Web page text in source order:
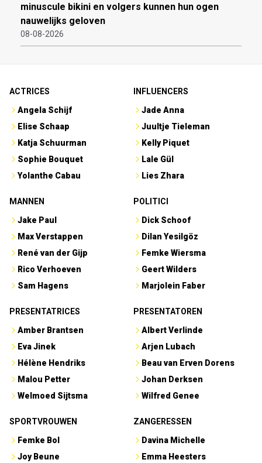
minuscule bikini en volgers kunnen hun ogen
nauwelijks geloven
08-08-2026
ACTRICES
Angela Schijf
Elise Schaap
Katja Schuurman
Sophie Bouquet
Yolanthe Cabau
INFLUENCERS
Jade Anna
Juultje Tieleman
Kelly Piquet
Lale Gül
Lies Zhara
MANNEN
Jake Paul
Max Verstappen
René van der Gijp
Rico Verhoeven
Sam Hagens
POLITICI
Dick Schoof
Dilan Yesilgöz
Femke Wiersma
Geert Wilders
Marjolein Faber
PRESENTATRICES
Amber Brantsen
Eva Jinek
Hélène Hendriks
Malou Petter
Welmoed Sijtsma
PRESENTATOREN
Albert Verlinde
Arjen Lubach
Beau van Erven Dorens
Johan Derksen
Wilfred Genee
SPORTVROUWEN
Femke Bol
Joy Beune
ZANGERESSEN
Davina Michelle
Emma Heesters